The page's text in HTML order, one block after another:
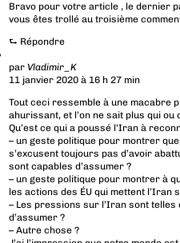
Bravo pour votre article , le dernier
vous êtes trollé au troisième
⮑ Répondre
parVladimir_K
11 janvier 2020 à 16 h 27 min
Tout ceci ressemble à une macabre
ahurissant, et l’on ne sait plus qui ou
Qu’est ce qui a poussé l’Iran à
– un geste politique pour montrer
s’excusent toujours pas d’avoir
sont capables d’assumer ?
– un geste politique pour montrer à
les actions des ÉU qui mettent l’Iran
– Les pressions sur l’Iran sont telles
d’assumer ?
– Autre chose ?